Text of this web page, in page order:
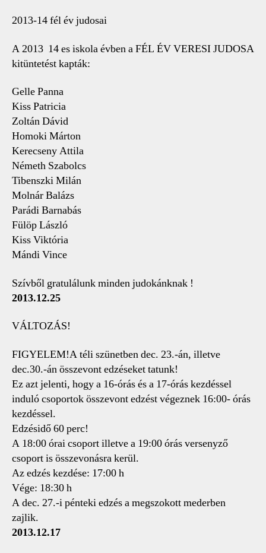
2013-14 fél év judosai
A 2013  14 es iskola évben a FÉL ÉV VERESI JUDOSA
kitüntetést kapták:
Gelle Panna
Kiss Patricia
Zoltán Dávid
Homoki Márton
Kerecseny Attila
Németh Szabolcs
Tibenszki Milán
Molnár Balázs
Parádi Barnabás
Fülöp László
Kiss Viktória
Mándi Vince
Szívből gratulálunk minden judokánknak !
2013.12.25
VÁLTOZÁS!
FIGYELEM!A téli szünetben dec. 23.-án, illetve
dec.30.-án összevont edzéseket tatunk!
Ez azt jelenti, hogy a 16-órás és a 17-órás kezdéssel
induló csoportok összevont edzést végeznek 16:00- órás
kezdéssel.
Edzésidő 60 perc!
A 18:00 órai csoport illetve a 19:00 órás versenyző
csoport is összevonásra kerül.
Az edzés kezdése: 17:00 h
Vége: 18:30 h
A dec. 27.-i pénteki edzés a megszokott mederben
zajlik.
2013.12.17